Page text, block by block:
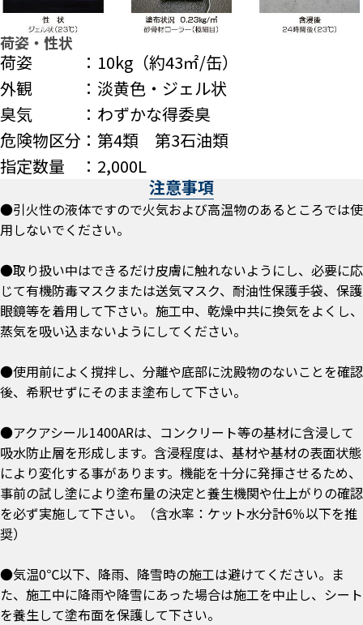
荷姿・性状
荷姿 ：10kg（約43㎡/缶）
外観 ：淡黄色・ジェル状
臭気 ：わずかな得委臭
危険物区分：第4類 第3石油類
指定数量 ：2,000L
注意事項
●引火性の液体ですので火気および高温物のあるところでは使
用しないでください。
●取り扱い中はできるだけ皮膚に触れないようにし、必要に応
じて有機防毒マスクまたは送気マスク、耐油性保護手袋、保護
眼鏡等を着用して下さい。施工中、乾燥中共に換気をよくし、
蒸気を吸い込まないようにしてください。
●使用前によく撹拌し、分離や底部に沈殿物のないことを確認
後、希釈せずにそのまま塗布して下さい。
●アクアシール1400ARは、コンクリート等の基材に含浸して
吸水防止層を形成します。含浸程度は、基材や基材の表面状態
により変化する事があります。機能を十分に発揮させるため、
事前の試し塗により塗布量の決定と養生機関や仕上がりの確認
を必ず実施して下さい。（含水率：ケット水分計6％以下を推
奨）
●気温0℃以下、降雨、降雪時の施工は避けてください。ま
た、施工中に降雨や降雪にあった場合は施工を中止し、シート
を養生して塗布面を保護して下さい。